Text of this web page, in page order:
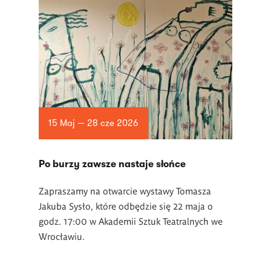
15 Maj — 28 cze 2026
Po burzy zawsze nastaje słońce
Zapraszamy na otwarcie wystawy Tomasza
Jakuba Sysło, które odbędzie się 22 maja o
godz. 17:00 w Akademii Sztuk Teatralnych we
Wrocławiu.